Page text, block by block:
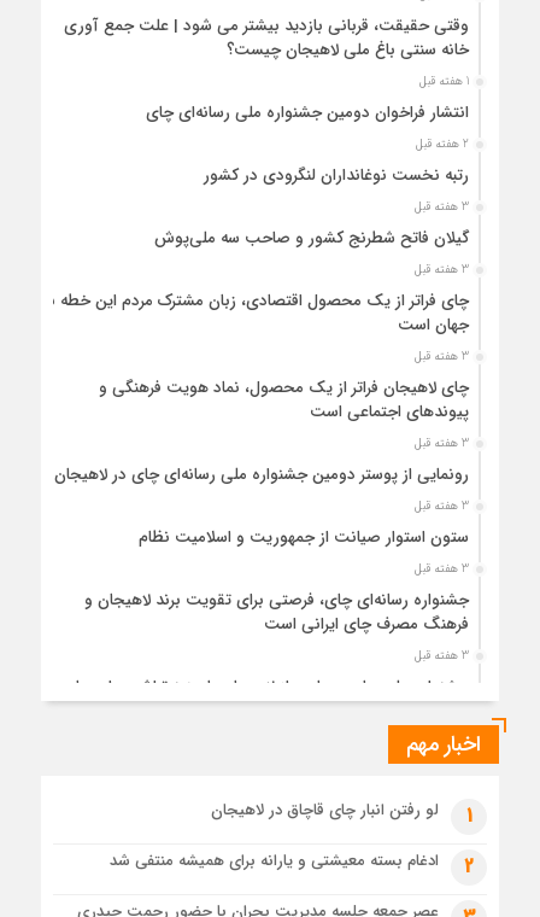
وقتی حقیقت، قربانی بازدید بیشتر می شود | علت جمع آوری
خانه سنتی باغ ملی لاهیجان چیست؟
1 هفته قبل
انتشار فراخوان دومین جشنواره ملی رسانه‌ای چای
2 هفته قبل
رتبه نخست نوغانداران لنگرودی در کشور
3 هفته قبل
گیلان فاتح شطرنج کشور و صاحب سه ملی‌پوش
3 هفته قبل
چای فراتر از یک محصول اقتصادی، زبان مشترک مردم این خطه با
جهان است
3 هفته قبل
چای لاهیجان فراتر از یک محصول، نماد هویت فرهنگی و
پیوندهای اجتماعی است
3 هفته قبل
رونمایی از پوستر دومین جشنواره ملی رسانه‌ای چای در لاهیجان
3 هفته قبل
ستون استوار صیانت از جمهوریت و اسلامیت نظام
3 هفته قبل
جشنواره رسانه‌ای چای، فرصتی برای تقویت برند لاهیجان و
فرهنگ مصرف چای ایرانی است
3 هفته قبل
جشنواره ملی چای، حمایت از لاهیجان یا هزینه‌تراشی برای چای
1 ماه قبل
1 ماه قبل
رئوف
اخبار مهم
1 لو رفتن انبار چای قاچاق در لاهیجان
2 ادغام بسته معیشتی و یارانه برای همیشه منتفی شد